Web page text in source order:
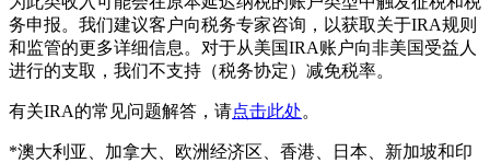
务申报。我们建议客户向税务专家咨询，以获取关于IRA规则
和监管的更多详细信息。对于从美国IRA账户向非美国受益人
进行的支取，我们不支持（税务协定）减免税率。
有关IRA的常见问题解答，请点击此处。
*澳大利亚、加拿大、欧洲经济区、香港、日本、新加坡和印